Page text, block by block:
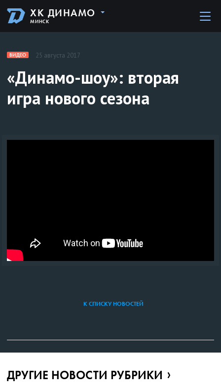
ХК ДИНАМО
МИНСК
ВИДЕО 25 августа 2017
«Динамо-шоу»: вторая
игра нового сезона
К СПИСКУ НОВОСТЕЙ
ДРУГИЕ НОВОСТИ РУБРИКИ